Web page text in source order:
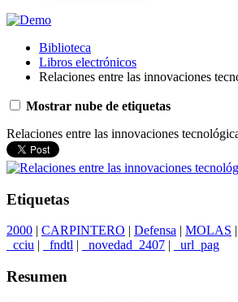
Biblioteca
Libros electrónicos
Relaciones entre las innovaciones
Mostrar nube de etiquetas
Relaciones entre las innovaciones
Etiquetas
2000 | CARPINTERO | Defensa | MOLAS |
_cciu | _fndtl | _novedad_2407 | _url_pag
Resumen